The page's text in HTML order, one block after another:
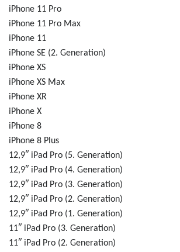
iPhone 11 Pro
iPhone 11 Pro Max
iPhone 11
iPhone SE (2. Generation)
iPhone XS
iPhone XS Max
iPhone XR
iPhone X
iPhone 8
iPhone 8 Plus
12,9″ iPad Pro (5. Generation)
12,9″ iPad Pro (4. Generation)
12,9″ iPad Pro (3. Generation)
12,9″ iPad Pro (2. Generation)
12,9″ iPad Pro (1. Generation)
11″ iPad Pro (3. Generation)
11″ iPad Pro (2. Generation)